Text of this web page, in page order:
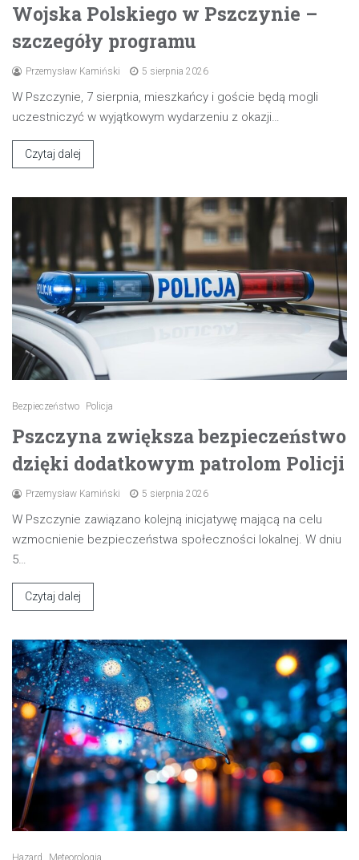
Wojska Polskiego w Pszczynie –
szczegóły programu
Przemysław Kamiński 5 sierpnia 2026
W Pszczynie, 7 sierpnia, mieszkańcy i goście będą mogli
uczestniczyć w wyjątkowym wydarzeniu z okazji…
Czytaj dalej
Bezpieczeństwo Policja
Pszczyna zwiększa bezpieczeństwo
dzięki dodatkowym patrolom Policji
Przemysław Kamiński 5 sierpnia 2026
W Pszczynie zawiązano kolejną inicjatywę mającą na celu
wzmocnienie bezpieczeństwa społeczności lokalnej. W dniu
5…
Czytaj dalej
Hazard Meteorologia